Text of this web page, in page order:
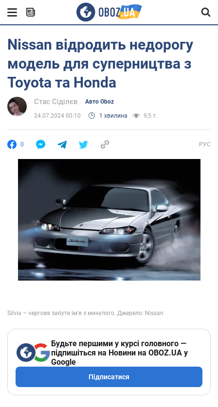
Nissan відродить недорогу
модель для суперництва з
Toyota та Honda
Стас Сіділєв Авто Oboz
24.07.2024 00:10 1 хвилина 9,5 т.
0 РУС
Будьте першими у курсі головного —
підпишіться на Новини на OBOZ.UA у
Google
Підписатися